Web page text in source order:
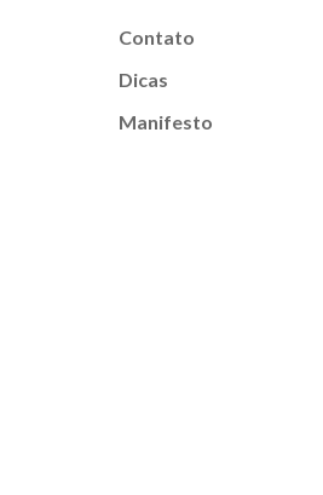
Contato
Dicas
Manifesto